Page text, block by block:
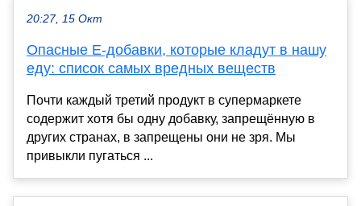
20:27, 15 Окт
Опасные Е-добавки, которые кладут в нашу
еду: список самых вредных веществ
Почти каждый третий продукт в супермаркете
содержит хотя бы одну добавку, запрещённую в
других странах, в запрещены они не зря. Мы
привыкли пугаться ...